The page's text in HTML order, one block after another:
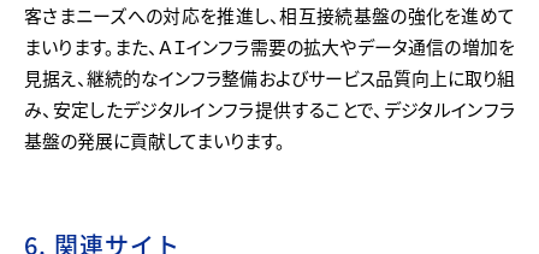
客さまニーズへの対応を推進し、相互接続基盤の強化を進めて
まいります。また、ＡＩインフラ需要の拡大やデータ通信の増加を
見据え、継続的なインフラ整備およびサービス品質向上に取り組
み、安定したデジタルインフラ提供することで、デジタルインフラ
基盤の発展に貢献してまいります。
6. 関連サイト